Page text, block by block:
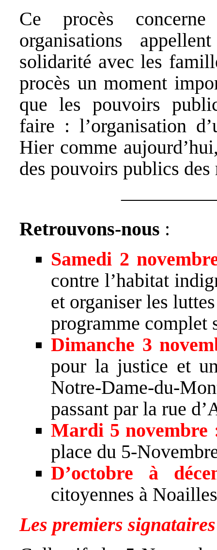
Ce procès
organisations
solidarité avec les
procès un moment
que les pouvoirs
faire : l’organisation
Hier comme
des pouvoirs publics
Retrouvons-nous :
Samedi 2
contre l’habitat
et organiser les
programme complet
Dimanche 3
pour la justice et
Notre-Dame-du-
passant par la rue
Mardi 5 novembre
place du 5-
D’octobre à
citoyennes à
Les premiers signataires